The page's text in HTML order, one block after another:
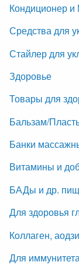
Кондиционер и
Средства для
Стайлер для
Здоровье
Товары для
Бальзам/
Банки
Витамины и
БАДы и др.
Для здоровья
Коллаген,
Для